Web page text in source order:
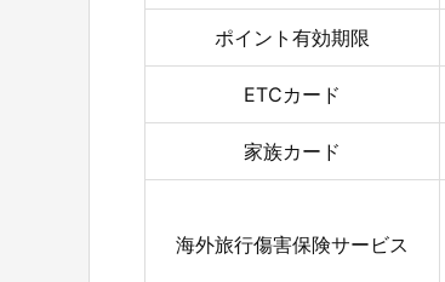
ポイント有効期限
ETCカード
家族カード
海外旅行傷害保険サービス